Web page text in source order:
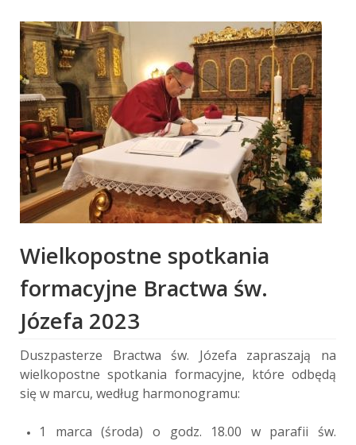
Wielkopostne spotkania
formacyjne Bractwa św.
Józefa 2023
Duszpasterze Bractwa św. Józefa zapraszają na
wielkopostne spotkania formacyjne, które odbędą
się w marcu, według harmonogramu:
1 marca (środa) o godz. 18.00 w parafii św.